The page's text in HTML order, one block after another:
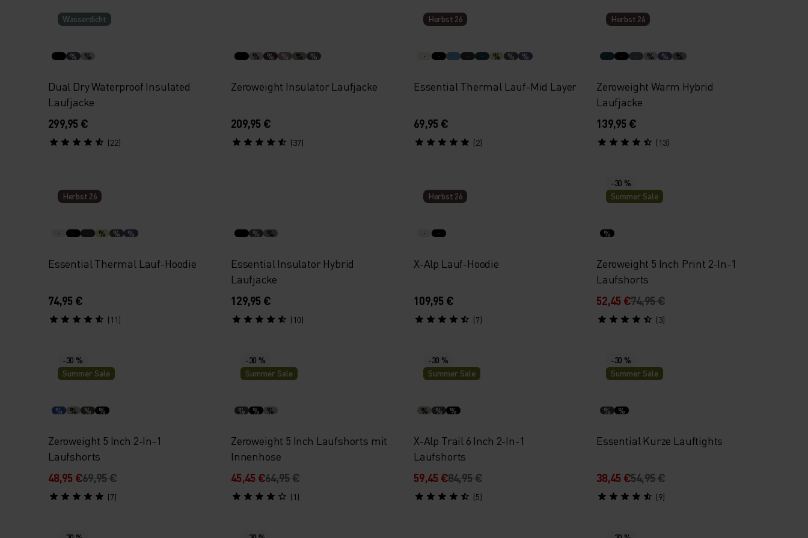
Wasserdicht
% %
Dual Dry Waterproof Insulated
Laufjacke
299,95 €
(22)
% % % % %
Zeroweight Insulator Laufjacke
209,95 €
(37)
Herbst 26
% % %
Essential Thermal Lauf-Mid Layer
69,95 €
(2)
Herbst 26
% % %
Zeroweight Warm Hybrid
Laufjacke
139,95 €
(13)
Herbst 26
% % %
Essential Thermal Lauf-Hoodie
74,95 €
(11)
% %
Essential Insulator Hybrid
Laufjacke
129,95 €
(10)
Herbst 26
X-Alp Lauf-Hoodie
109,95 €
(7)
-30 %
Summer Sale
%
Zeroweight 5 Inch Print 2-In-1
Laufshorts
52,45 €74,95 €
(3)
-30 %
Summer Sale
% % % %
Zeroweight 5 Inch 2-In-1
Laufshorts
48,95 €69,95 €
(7)
-30 %
Summer Sale
% % %
Zeroweight 5 Inch Laufshorts mit
Innenhose
45,45 €64,95 €
(1)
-30 %
Summer Sale
% % %
X-Alp Trail 6 Inch 2-In-1
Laufshorts
59,45 €84,95 €
(5)
-30 %
Summer Sale
% %
Essential Kurze Lauftights
38,45 €54,95 €
(9)